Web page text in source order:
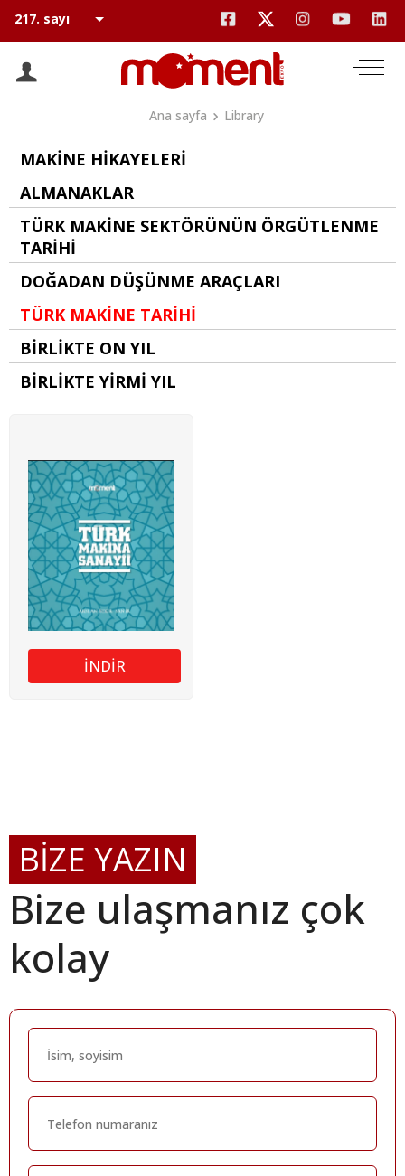
Ana sayfa Library
MAKİNE HİKAYELERİ
ALMANAKLAR
TÜRK MAKİNE SEKTÖRÜNÜN ÖRGÜTLENME
TARİHİ
DOĞADAN DÜŞÜNME ARAÇLARI
TÜRK MAKİNE TARİHİ
BİRLİKTE ON YIL
BİRLİKTE YİRMİ YIL
İNDİR
BİZE YAZIN
Bize ulaşmanız çok
kolay